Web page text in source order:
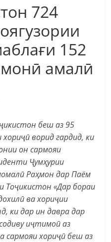
724
152
амалӣ
беш аз 95
ворид гардид, ки
он сармояи
Ҷумҳурии
Раҳмон дар Паём
Тоҷикистон «Дар бораи
ва хориҷии
ки дар ин давра дар
иҷтимоӣ аз
сармояи хориҷӣ беш аз